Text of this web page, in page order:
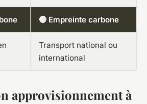
🔴 Empreinte carbone
Transport national ou
international
approvisionnement à